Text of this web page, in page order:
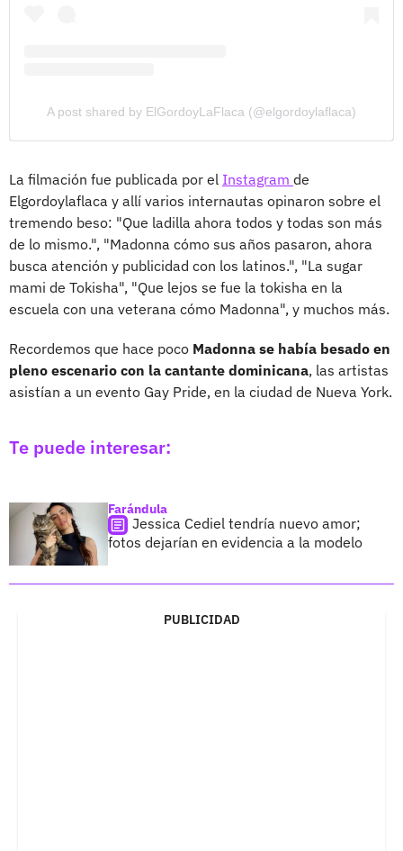
A post shared by ElGordoyLaFlaca (@elgordoylaflaca)
La filmación fue publicada por el Instagram de
Elgordoylaflaca y allí varios internautas opinaron sobre el
tremendo beso: "Que ladilla ahora todos y todas son más
de lo mismo.", "Madonna cómo sus años pasaron, ahora
busca atención y publicidad con los latinos.", "La sugar
mami de Tokisha", "Que lejos se fue la tokisha en la
escuela con una veterana cómo Madonna", y muchos más.
Recordemos que hace poco Madonna se había besado en
pleno escenario con la cantante dominicana, las artistas
asistían a un evento Gay Pride, en la ciudad de Nueva York.
Te puede interesar:
Farándula
Jessica Cediel tendría nuevo amor;
fotos dejarían en evidencia a la modelo
PUBLICIDAD